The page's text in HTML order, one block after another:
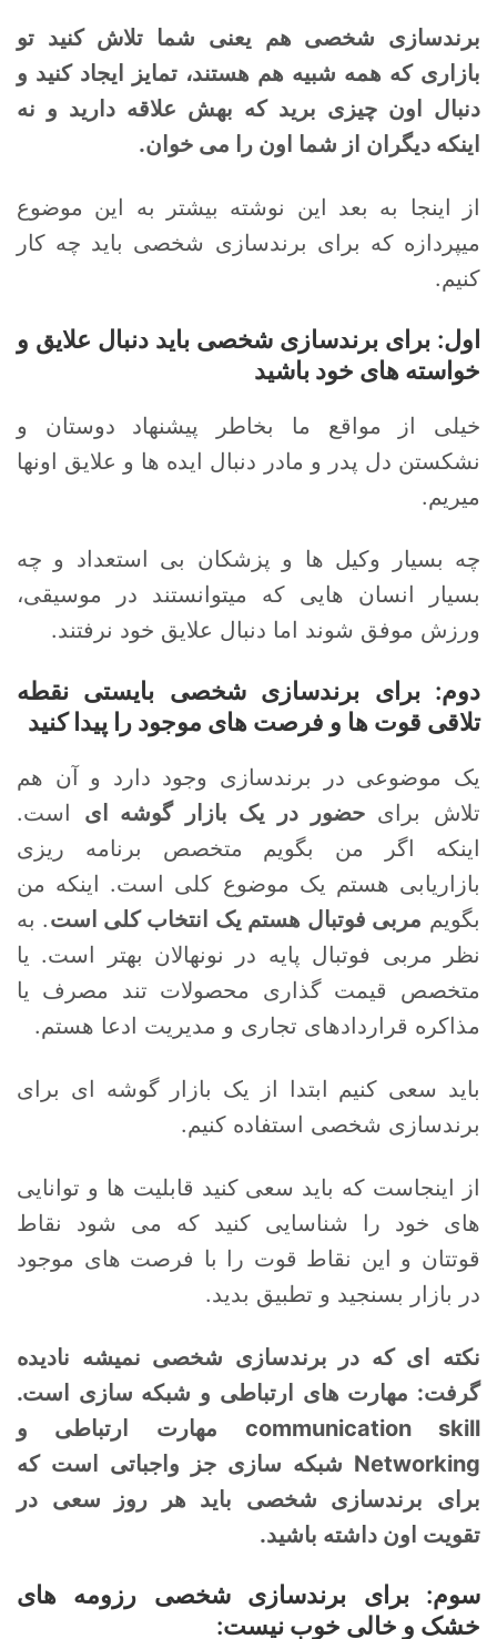
برندسازی شخصی هم یعنی شما تلاش کنید تو
بازاری که همه شبیه هم هستند، تمایز ایجاد کنید و
دنبال اون چیزی برید که بهش علاقه دارید و نه
اینکه دیگران از شما اون را می خوان.
از اینجا به بعد این نوشته بیشتر به این موضوع
میپردازه که برای برندسازی شخصی باید چه کار
کنیم.
اول: برای برندسازی شخصی باید دنبال علایق و
خواسته های خود باشید
خیلی از مواقع ما بخاطر پیشنهاد دوستان و
نشکستن دل پدر و مادر دنبال ایده ها و علایق اونها
میریم.
چه بسیار وکیل ها و پزشکان بی استعداد و چه
بسیار انسان هایی که میتوانستند در موسیقی،
ورزش موفق شوند اما دنبال علایق خود نرفتند.
دوم: برای برندسازی شخصی بایستی نقطه
تلاقی قوت ها و فرصت های موجود را پیدا کنید
یک موضوعی در برندسازی وجود دارد و آن هم
تلاش برایحضور در یک بازار گوشه ای است.
اینکه اگر من بگویم متخصص برنامه ریزی
بازاریابی هستم یک موضوع کلی است. اینکه من
بگویم مربی فوتبال هستم یک انتخاب کلی است. به
نظر مربی فوتبال پایه در نونهالان بهتر است. یا
متخصص قیمت گذاری محصولات تند مصرف یا
مذاکره قراردادهای تجاری و مدیریت ادعا هستم.
باید سعی کنیم ابتدا از یک بازار گوشه ای برای
برندسازی شخصی استفاده کنیم.
از اینجاست که باید سعی کنید قابلیت ها و توانایی
های خود را شناسایی کنید که می شود نقاط
قوتتان و این نقاط قوت را با فرصت های موجود
در بازار بسنجید و تطبیق بدید.
نکته ای که در برندسازی شخصی نمیشه نادیده
گرفت: مهارت های ارتباطی و شبکه سازی است.
communication skill مهارت ارتباطی و
Networking شبکه سازی جز واجباتی است که
برای برندسازی شخصی باید هر روز سعی در
تقویت اون داشته باشید.
سوم: برای برندسازی شخصی رزومه های
خشک و خالی خوب نیست: